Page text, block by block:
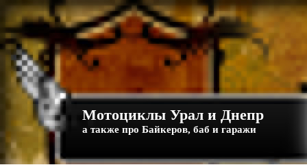
Мотоциклы Урал и Днепр
а также про Байкеров, баб и гаражи